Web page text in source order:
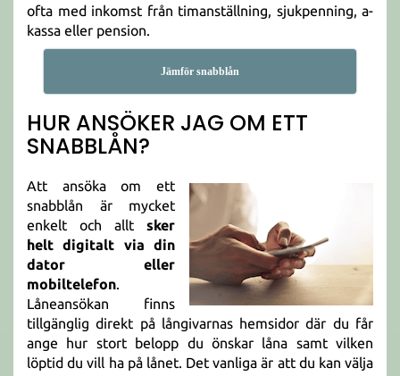
ofta med inkomst från timanställning, sjukpenning, a-
kassa eller pension.
Jämför snabblån
HUR ANSÖKER JAG OM ETT
SNABBLÅN?
Att ansöka om ett
snabblån är mycket
enkelt och allt sker
helt digitalt via din
dator eller
mobiltelefon.
Låneansökan finns
tillgänglig direkt på långivarnas hemsidor där du får
ange hur stort belopp du önskar låna samt vilken
löptid du vill ha på lånet. Det vanliga är att du kan välja